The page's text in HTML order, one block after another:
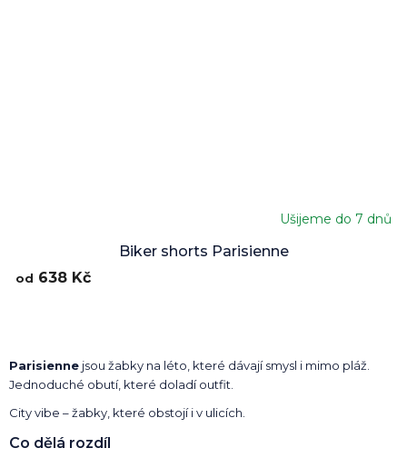
Biker shorts Parisienne
Ušijeme do 7 dnů
od 638 Kč
Parisienne jsou žabky na léto, které dávají smysl i mimo pláž.
Jednoduché obutí, které doladí outfit.
City vibe – žabky, které obstojí i v ulicích.
Co dělá rozdíl